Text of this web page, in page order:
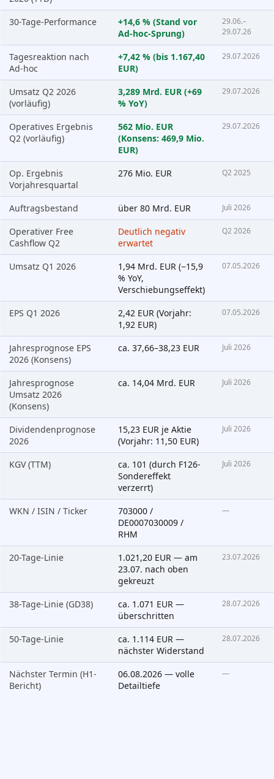
30-Tage-Performance
+14,6 % (Stand vor
Ad-hoc-Sprung)
29.06.–
29.07.26
Tagesreaktion nach
Ad-hoc
+7,42 % (bis 1.167,40
EUR)
29.07.2026
Umsatz Q2 2026
(vorläufig)
3,289 Mrd. EUR (+69
% YoY)
29.07.2026
Operatives Ergebnis
Q2 (vorläufig)
562 Mio. EUR
(Konsens: 469,9 Mio.
EUR)
29.07.2026
Op. Ergebnis
Vorjahresquartal
276 Mio. EUR Q2 2025
Auftragsbestand über 80 Mrd. EUR Juli 2026
Operativer Free
Cashflow Q2
Deutlich negativ
erwartet
Q2 2026
Umsatz Q1 2026
1,94 Mrd. EUR (−15,9
% YoY,
Verschiebungseffekt)
07.05.2026
EPS Q1 2026
2,42 EUR (Vorjahr:
1,92 EUR)
07.05.2026
Jahresprognose EPS
2026 (Konsens)
ca. 37,66–38,23 EUR Juli 2026
Jahresprognose
Umsatz 2026
(Konsens)
ca. 14,04 Mrd. EUR Juli 2026
Dividendenprognose
2026
15,23 EUR je Aktie
(Vorjahr: 11,50 EUR)
Juli 2026
KGV (TTM)
ca. 101 (durch F126-
Sondereffekt
verzerrt)
Juli 2026
WKN / ISIN / Ticker
703000 /
DE0007030009 /
RHM
—
20-Tage-Linie
1.021,20 EUR — am
23.07. nach oben
gekreuzt
23.07.2026
38-Tage-Linie (GD38)
ca. 1.071 EUR —
überschritten
28.07.2026
50-Tage-Linie
ca. 1.114 EUR —
nächster Widerstand
28.07.2026
Nächster Termin (H1-
Bericht)
06.08.2026 — volle
Detailtiefe
—